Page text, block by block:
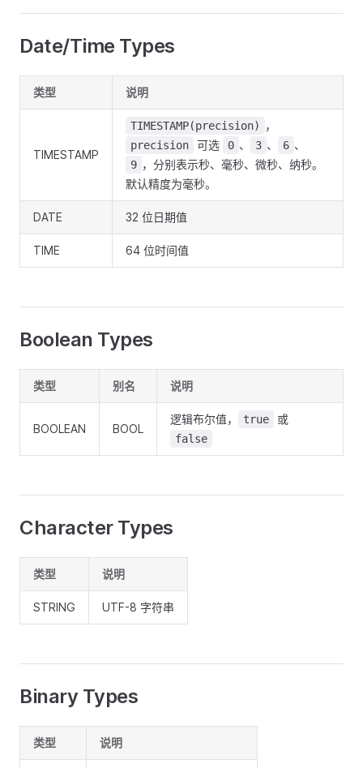
Date/Time Types
类型 说明
TIMESTAMP
TIMESTAMP(precision) ，
precision 可选 0 、 3 、 6 、
9 ，分别表示秒、毫秒、微秒、纳秒。
默认精度为毫秒。
DATE 32 位日期值
TIME 64 位时间值
Boolean Types
类型 别名 说明
BOOLEAN BOOL
逻辑布尔值， true 或
false
Character Types
类型 说明
STRING UTF-8 字符串
Binary Types
类型 说明